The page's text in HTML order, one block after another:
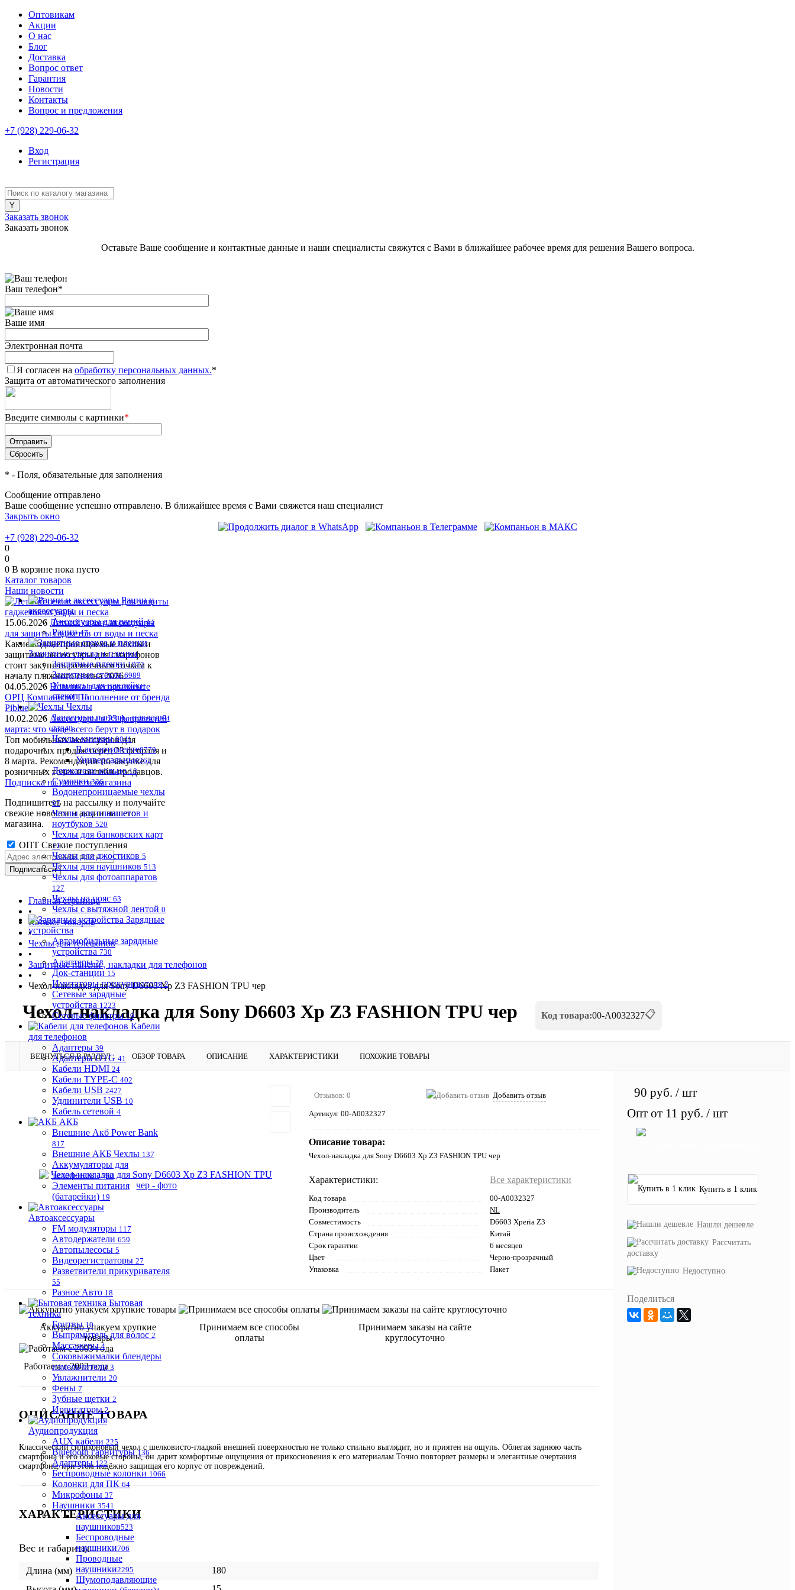
Оптовикам
Акции
О нас
Блог
Доставка
Вопрос ответ
Гарантия
Новости
Контакты
Вопрос и предложения
+7 (928) 229-06-32
Вход
Регистрация
Заказать звонок
Заказать звонок
Оставьте Ваше сообщение и контактные данные и наши специалисты свяжутся с Вами в ближайшее рабочее время для решения Вашего вопроса.
Ваш телефон*
Ваше имя
Электронная почта
Я согласен на обработку персональных данных.*
Защита от автоматического заполнения
Введите символы с картинки*
* - Поля, обязательные для заполнения
Сообщение отправлено
Ваше сообщение успешно отправлено. В ближайшее время с Вами свяжется наш специалист
Закрыть окно
+7 (928) 229-06-32
0
0
0 В корзине пока пусто
Каталог товаров
Рации и
аксессуары
Аксессуары для раций 44
Рации 47
Защитные стекла и пленки
Защитные пленки 1972
Защитные стекла 6989
Утилиты для наклейки
стекол 15
Чехлы
Защитные панели , накладки
23340
Чехлы-книжки 9041
В ассортименте8779
Универсальные262
Держатели кольцо 18
Сумочки 336
Водонепроницаемые чехлы
97
Чехлы для планшетов и
ноутбуков 520
Чехлы для банковских карт
11
Чехлы для джостиков 5
Чехлы для наушников 513
Чехлы для фотоаппаратов
127
Чехлы на пояс 63
Чехлы с вытяжной лентой 0
Зарядные
устройства
Автомобильные зарядные
устройства 730
Адаптеры 28
Док-станции 15
Имитаторы прикуривателя 2
Сетевые зарядные
устройства 1223
Сетевые фильтры 19
Кабели
для телефонов
Адаптеры 39
Адаптеры OTG 41
Кабели HDMI 24
Кабели TYPE-C 402
Кабели USB 2427
Удлинители USB 10
Кабель сетевой 4
АКБ
Внешние Акб Power Bank
817
Внешние АКБ Чехлы 137
Аккумуляторы для
телефонов 1590
Элементы питания
(батарейки) 19
Автоаксессуары
FM модуляторы 117
Автодержатели 659
Автопылесосы 5
Видеорегистраторы 27
Разветвители прикуривателя
55
Разное Авто 18
Бытовая
техника
Бритвы 10
Выпрямитель для волос 2
Массажеры 4
Соковыжималки блендеры
измельчители 3
Увлажнители 20
Фены 7
Зубные щетки 2
Ирригаторы 2
Аудиопродукция
AUX кабели 225
Bluetooth гарнитуры 136
Адаптеры 122
Беспроводные колонки 1066
Колонки для ПК 64
Микрофоны 37
Наушники 3541
Аксессуары для
наушников523
Беспроводные
наушники706
Проводные
наушники2295
Шумоподавляющие
Наши новости
15.06.2026 Летний сезон: аксессуары
для защиты гаджетов от воды и песка
Какие водонепроницаемые чехлы и
защитные аксессуары для смартфонов
стоит закупить розничным точкам к
началу пляжного сезона 2026.
04.05.2026 Новинка в ассортименте
OРЦ Компаньон! Пополнение от бренда
Piblue
10.02.2026 Аксессуары к 23 февраля и 8
марта: что чаще всего берут в подарок
Топ мобильных аксессуаров для
подарочных продаж перед 23 февраля и
8 марта. Рекомендации по закупке для
розничных точек и онлайн-продавцов.
Подписка на новости магазина
Подпишитесь на рассылку и получайте
свежие новости и акции нашего
магазина.
ОПТ Свежие поступления
Главная страница
•
Каталог товаров
•
Чехлы для телефонов
•
Защитные панели , накладки для телефонов
•
Чехол-накладка для Sony D6603 Xp Z3 FASHION TPU чер
Чехол-накладка для Sony D6603 Xp Z3 FASHION TPU чер Код товара:00-А0032327📋
ВЕРНУТЬСЯ В РАЗДЕЛ ОБЗОР ТОВАРА ОПИСАНИЕ ХАРАКТЕРИСТИКИ ПОХОЖИЕ ТОВАРЫ
Отзывов: 0 Добавить отзыв
Артикул: 00-А0032327
Описание товара:
Чехол-накладка для Sony D6603 Xp Z3 FASHION TPU чер
Характеристики: Все характеристики
Код товара
00-А0032327
Производитель
NL
Совместимость
D6603 Xperia Z3
Страна происхождения
Китай
Срок гарантии
6 месяцев
Цвет
Черно-прозрачный
Упаковка
Пакет
Аккуратно упакуем хрупкие
товары
Принимаем все способы
оплаты
Принимаем заказы на сайте
круглосуточно
Работаем с 2003 года
ОПИСАНИЕ ТОВАРА
Классический силиконовый чехол с шелковисто-гладкой внешней поверхностью не только стильно выглядит, но и приятен на ощупь. Облегая заднюю часть
смартфона и его боковые стороны, он дарит комфортные ощущения от прикосновения к его материалам.Точно повторяет размеры и элегантные очертания
смартфона, при этом надёжно защищая его корпус от повреждений.
ХАРАКТЕРИСТИКИ
Вес и габариты
Длина (мм)
180
90 руб. / шт
Опт от 11 руб. / шт
Купить в 1 клик
Нашли дешевле
Рассчитать
доставку
Недоступно
Поделиться